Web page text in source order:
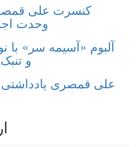
کنسرت علی
وحدت
آلبوم «آسیمه سر» با
و
علی قمصری